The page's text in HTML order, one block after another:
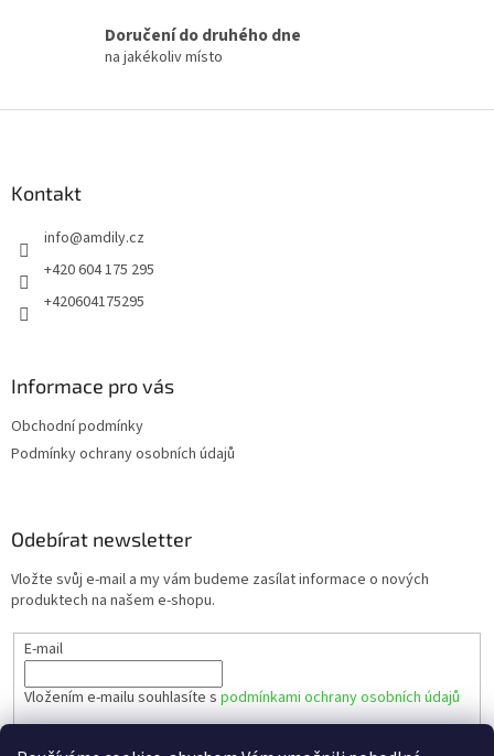
p
i
Doručení do druhého dne
na jakékoliv místo
Kontakt
info@amdily.cz
+420 604 175 295
+420604175295
Informace pro vás
Obchodní podmínky
Podmínky ochrany osobních údajů
Odebírat newsletter
Vložte svůj e-mail a my vám budeme zasílat informace o nových
produktech na našem e-shopu.
E-mail
Vložením e-mailu souhlasíte s podmínkami ochrany osobních údajů
PŘIHLÁSIT SE